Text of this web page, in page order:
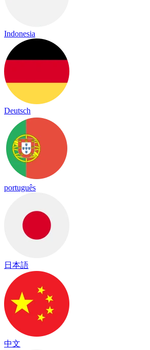
Indonesia
Deutsch
português
日本語
中文